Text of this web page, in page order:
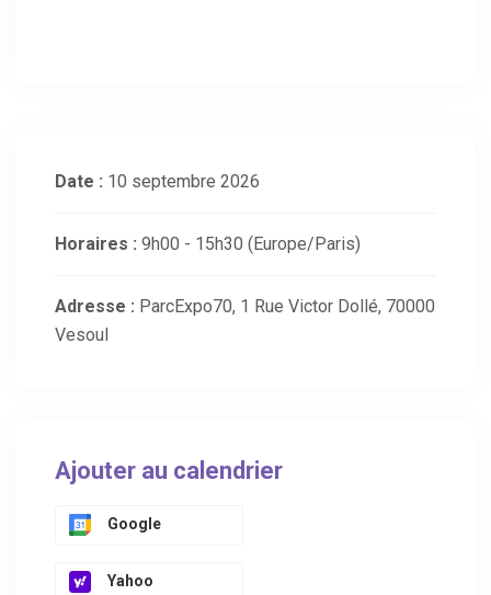
Date : 10 septembre 2026
Horaires : 9h00 - 15h30 (Europe/Paris)
Adresse : ParcExpo70, 1 Rue Victor Dollé, 70000
Vesoul
Ajouter au calendrier
Google
Yahoo